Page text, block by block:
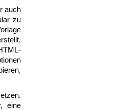
auch
zu
eine